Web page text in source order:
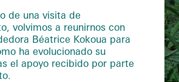
de una visita de
volvimos a reunirnos con
Béatrice Kokoua para
ha evolucionado su
el apoyo recibido por parte